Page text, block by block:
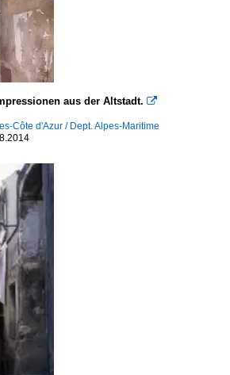
aus der Altstadt. 
Côte d'Azur / Dept. Alpes-Maritime